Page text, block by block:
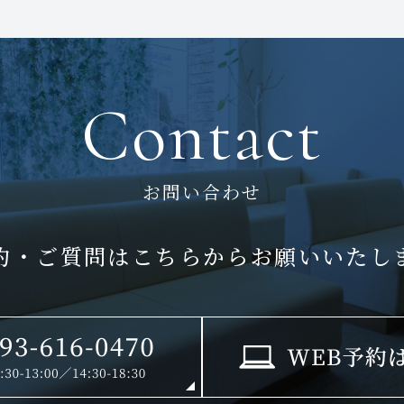
Contact
お問い合わせ
・ご質問はこちらからお願いいたし